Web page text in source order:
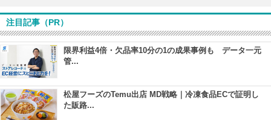
注目記事（PR）
限界利益4倍・欠品率10分の1の成果事例も データ一元
管...
松屋フーズのTemu出店 MD戦略｜冷凍食品ECで証明し
た販路...